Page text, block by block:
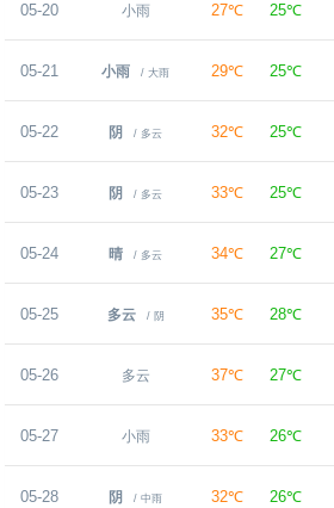
05-20 小雨 27℃ 25℃
05-21 小雨 / 大雨 29℃ 25℃
05-22 阴 / 多云 32℃ 25℃
05-23 阴 / 多云 33℃ 25℃
05-24 晴 / 多云 34℃ 27℃
05-25 多云 / 阴 35℃ 28℃
05-26 多云 37℃ 27℃
05-27 小雨 33℃ 26℃
05-28 阴 / 中雨 32℃ 26℃